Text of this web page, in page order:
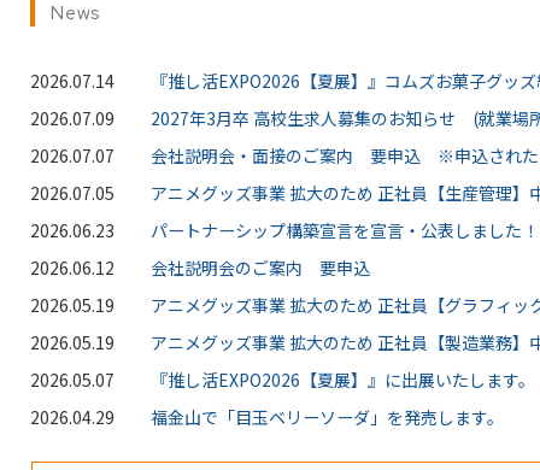
News
2026.07.14
『推し活EXPO2026【夏展】』コムズお菓子グッ
2026.07.09
2027年3月卒 高校生求人募集のお知らせ (就業場
2026.07.07
会社説明会・面接のご案内 要申込 ※申込された
2026.07.05
アニメグッズ事業 拡大のため 正社員【生産管理】
2026.06.23
パートナーシップ構築宣言を宣言・公表しました！
2026.06.12
会社説明会のご案内 要申込
2026.05.19
アニメグッズ事業 拡大のため 正社員【グラフィッ
2026.05.19
アニメグッズ事業 拡大のため 正社員【製造業務】
2026.05.07
『推し活EXPO2026【夏展】』に出展いたします。
2026.04.29
福金山で「目玉ベリーソーダ」を発売します。